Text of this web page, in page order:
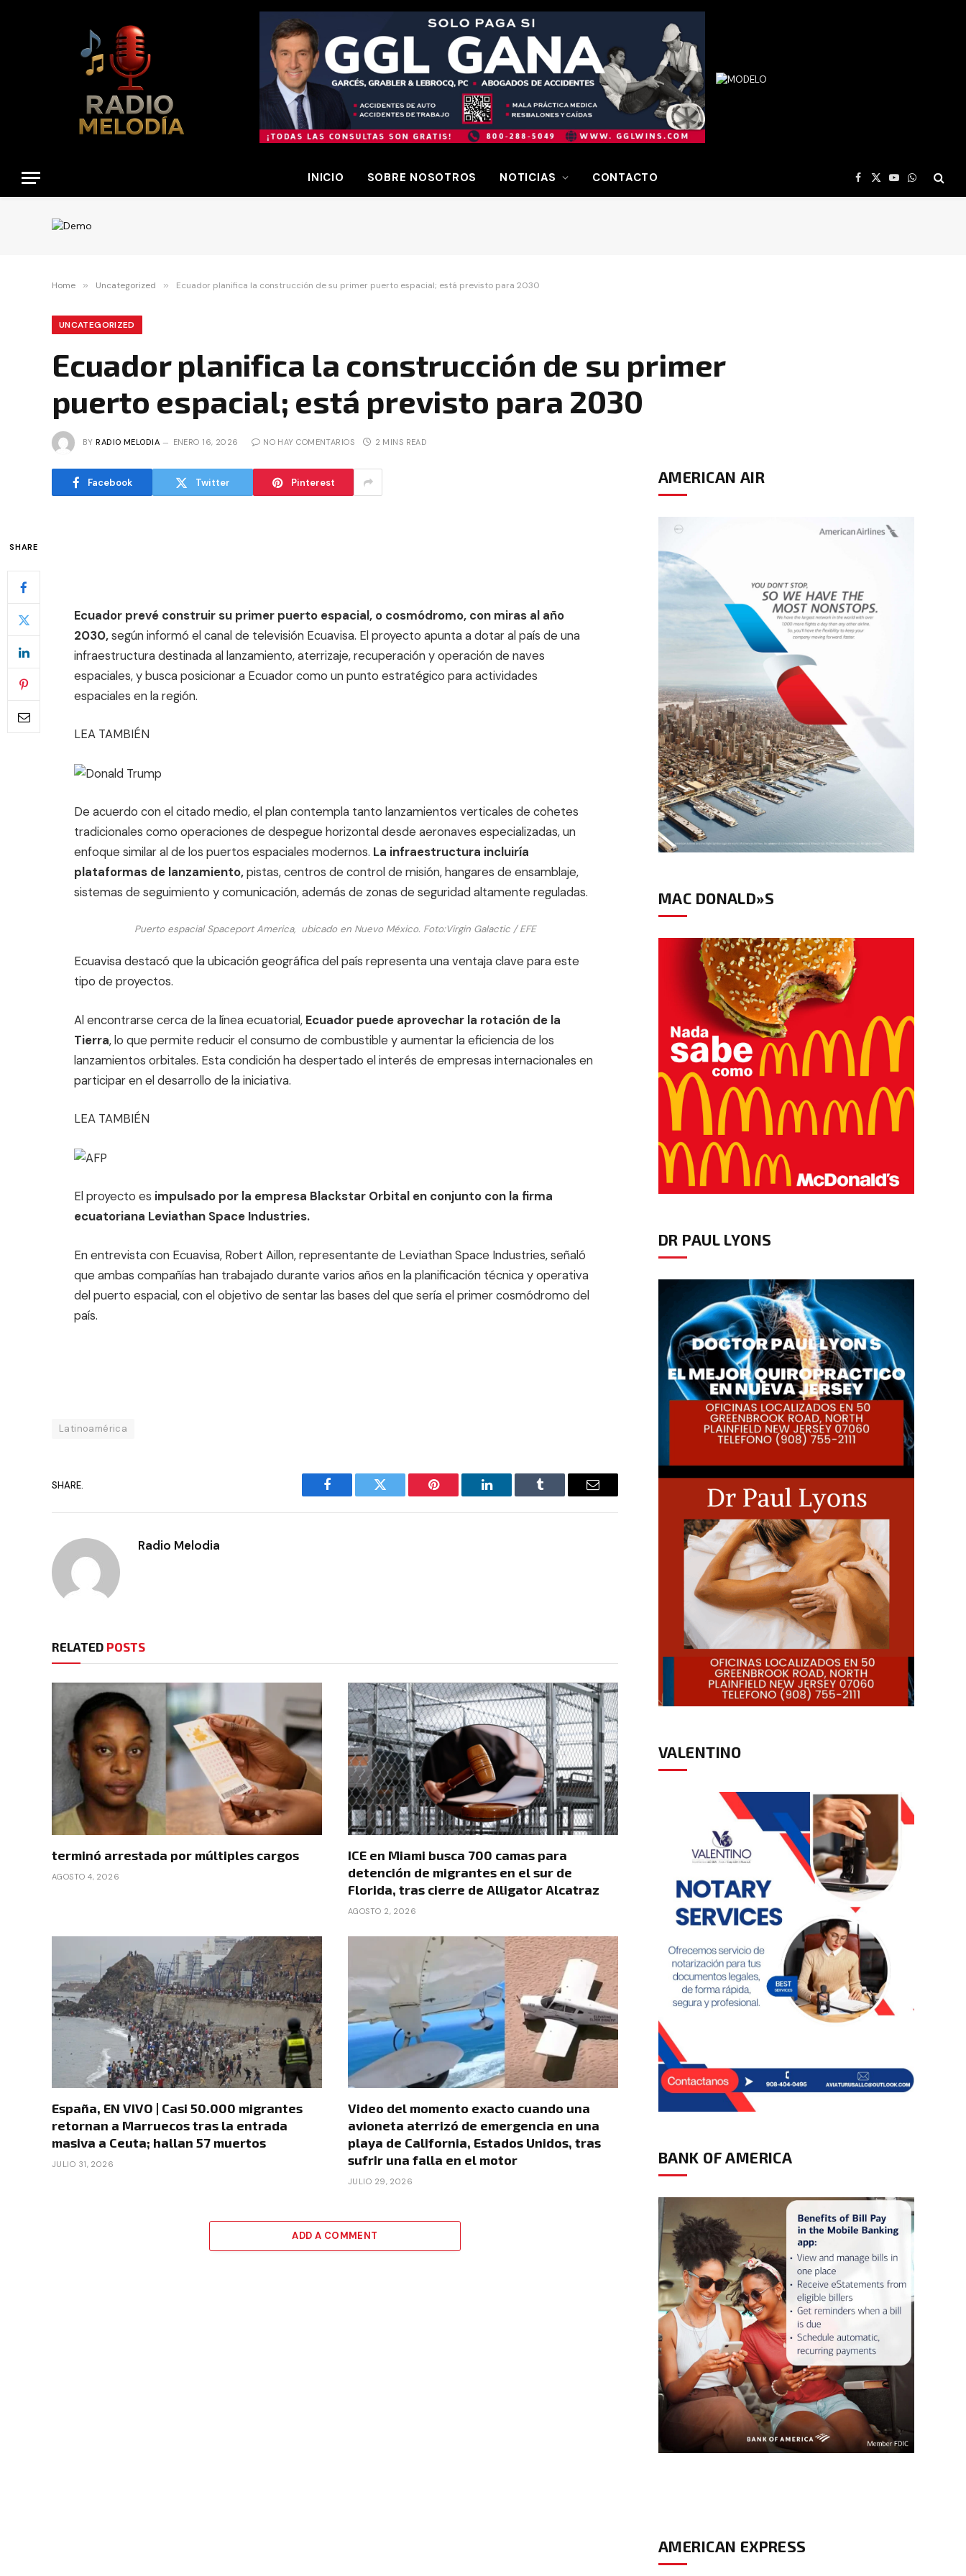
INICIO SOBRE NOSOTROS NOTICIAS CONTACTO Facebook
X
(Twitter)
YouTube
WhatsApp
Home » Uncategorized » Ecuador planifica la construcción de su primer puerto espacial; está previsto para 2030
UNCATEGORIZED
Ecuador planifica la construcción de su primer
puerto espacial; está previsto para 2030
BY RADIO MELODIA ENERO 16, 2026 NO HAY COMENTARIOS 2 MINS READ
Facebook Twitter Pinterest
SHARE
Ecuador prevé construir su primer puerto espacial, o cosmódromo, con miras al año
2030,según informó el canal de televisión Ecuavisa. El proyecto apunta a dotar al país de una
infraestructura destinada al lanzamiento, aterrizaje, recuperación y operación de naves
espaciales, y busca posicionar a Ecuador como un punto estratégico para actividades
espaciales en la región.
LEA TAMBIÉN
De acuerdo con el citado medio, el plan contempla tanto lanzamientos verticales de cohetes
tradicionales como operaciones de despegue horizontal desde aeronaves especializadas, un
enfoque similar al de los puertos espaciales modernos. La infraestructura incluiría
plataformas de lanzamiento,pistas, centros de control de misión, hangares de ensamblaje,
sistemas de seguimiento y comunicación, además de zonas de seguridad altamente reguladas.
Puerto espacial Spaceport America, ubicado en Nuevo México. Foto:Virgin Galactic / EFE
Ecuavisa destacó que la ubicación geográfica del país representa una ventaja clave para este
tipo de proyectos.
Al encontrarse cerca de la línea ecuatorial, Ecuador puede aprovechar la rotación de la
Tierra, lo que permite reducir el consumo de combustible y aumentar la eficiencia de los
lanzamientos orbitales. Esta condición ha despertado el interés de empresas internacionales en
participar en el desarrollo de la iniciativa.
LEA TAMBIÉN
El proyecto es impulsado por la empresa Blackstar Orbital en conjunto con la firma
ecuatoriana Leviathan Space Industries.
En entrevista con Ecuavisa, Robert Aillon, representante de Leviathan Space Industries, señaló
que ambas compañías han trabajado durante varios años en la planificación técnica y operativa
del puerto espacial, con el objetivo de sentar las bases del que sería el primer cosmódromo del
país.
Latinoamérica
SHARE.
Facebook Twitter Pinterest LinkedIn Tumblr Email
Radio Melodia
RELATED POSTS
terminó arrestada por múltiples cargos
AGOSTO 4, 2026
ICE en Miami busca 700 camas para
detención de migrantes en el sur de
Florida, tras cierre de Alligator Alcatraz
AGOSTO 2, 2026
España, EN VIVO | Casi 50.000 migrantes
retornan a Marruecos tras la entrada
masiva a Ceuta; hallan 57 muertos
JULIO 31, 2026
Video del momento exacto cuando una
avioneta aterrizó de emergencia en una
playa de California, Estados Unidos, tras
sufrir una falla en el motor
JULIO 29, 2026
ADD A COMMENT
AMERICAN AIR
MAC DONALD»S
DR PAUL LYONS
VALENTINO
BANK OF AMERICA
AMERICAN EXPRESS